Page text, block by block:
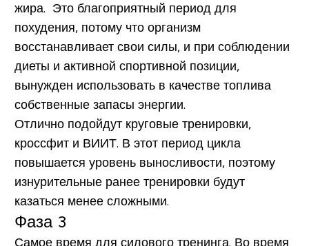
жира. Это благоприятный период для
похудения, потому что организм
восстанавливает свои силы, и при соблюдении
диеты и активной спортивной позиции,
вынужден использовать в качестве топлива
собственные запасы энергии.
Отлично подойдут круговые тренировки,
кроссфит и ВИИТ. В этот период цикла
повышается уровень выносливости, поэтому
изнурительные ранее тренировки будут
казаться менее сложными.
Фаза 3
Самое время для силового тренинга. Во время